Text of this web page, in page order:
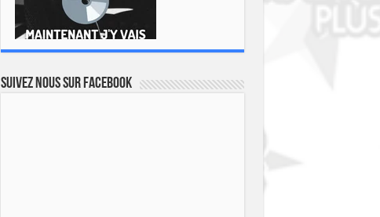
Suivez nous sur Facebook